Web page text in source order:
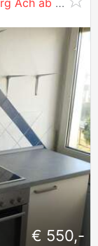
€ 550,-